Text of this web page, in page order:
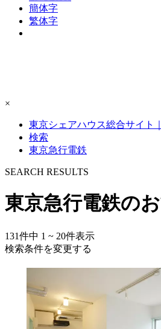
簡体字
繁体字
×
東京シェアハウス総合サイト
検索
東京急行電鉄
SEARCH RESULTS
東京急行電鉄の
131件中 1 ~ 20件表示
検索条件を変更する